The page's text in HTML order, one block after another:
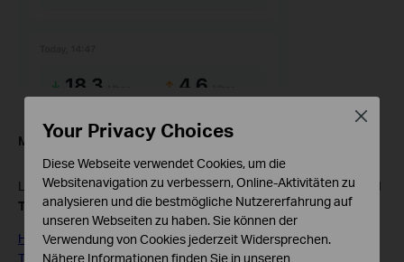
Method 2: Test Internet Speed inWeb GUI
Log into the router’s web management page, and tap theSpeed
Testlogo in the Network Map,Test AGAIN.
How do I log into the web-based Utility (Management Page) of
TP-Link wireless router?
Your Privacy Choices
Diese Webseite verwendet Cookies, um die
Websitenavigation zu verbessern, Online-Aktivitäten zu
analysieren und die bestmögliche Nutzererfahrung auf
unseren Webseiten zu haben. Sie können der
Verwendung von Cookies jederzeit Widersprechen.
Nähere Informationen finden Sie in unseren
Close